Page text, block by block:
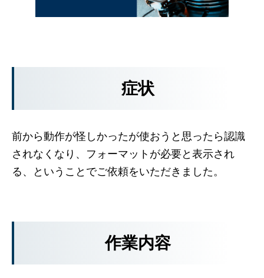
症状
前から動作が怪しかったが使おうと思ったら認識
されなくなり、フォーマットが必要と表示され
る、ということでご依頼をいただきました。
作業内容